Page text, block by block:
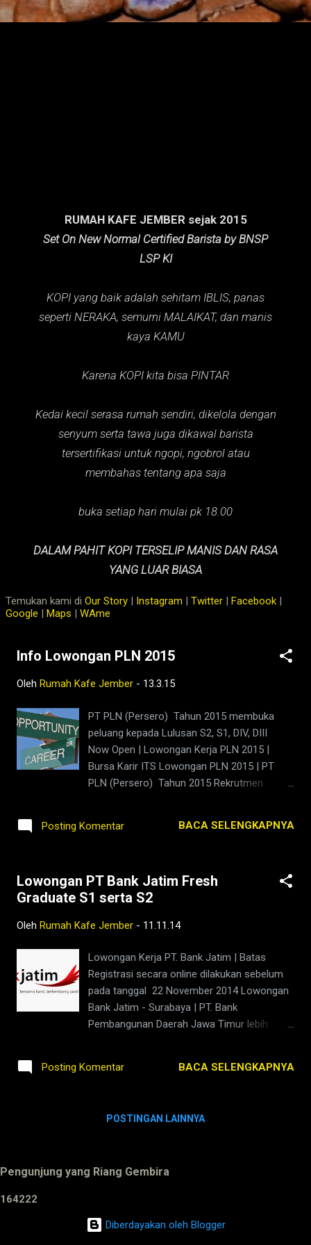
n
g
RUMAH KAFE JEMBER sejak 2015
Set On New Normal Certified Barista by BNSP
LSP KI
KOPI yang baik adalah sehitam IBLIS, panas
seperti NERAKA, semurni MALAIKAT, dan manis
kaya KAMU
Karena KOPI kita bisa PINTAR
Kedai kecil serasa rumah sendiri, dikelola dengan
senyum serta tawa juga dikawal barista
tersertifikasi untuk ngopi, ngobrol atau
membahas tentang apa saja
buka setiap hari mulai pk 18.00
DALAM PAHIT KOPI TERSELIP MANIS DAN RASA
YANG LUAR BIASA
Temukan kami di Our Story | Instagram | Twitter | Facebook |
Google | Maps | WAme
Info Lowongan PLN 2015
Oleh Rumah Kafe Jember - 13.3.15
PT PLN (Persero) Tahun 2015 membuka
peluang kepada Lulusan S2, S1, DIV, DIII
Now Open | Lowongan Kerja PLN 2015 |
Bursa Karir ITS Lowongan PLN 2015 | PT
PLN (Persero) Tahun 2015 Rekrutmen
19 Maret 2015. PT PLN (Persero) merupakan
untuk “Diakui sebagai Perusahaan Kelas
Dunia yang Bertumbuh kembang, Unggul dan
Insani”, PT PLN (Persero) berkomitmen
Posting Komentar BACA SELENGKAPNYA
Lowongan PT Bank Jatim Fresh
Graduate S1 serta S2
Oleh Rumah Kafe Jember - 11.11.14
Lowongan Kerja PT. Bank Jatim | Batas
Registrasi secara online dilakukan sebelum
pada tanggal 22 November 2014 Lowongan
Bank Jatim - Surabaya | PT. Bank
Pembangunan Daerah Jawa Timur lebih
pemerintah daerah. Bank Jatim telah
mampu meghadapi persaingan yang ketat
yang sehat, berkembang secara wajar dan
dari PT Bank Jatim untuk meningkatkan
Posting Komentar BACA SELENGKAPNYA
POSTINGAN LAINNYA
Pengunjung yang Riang Gembira
1 64222
Diberdayakan oleh Blogger